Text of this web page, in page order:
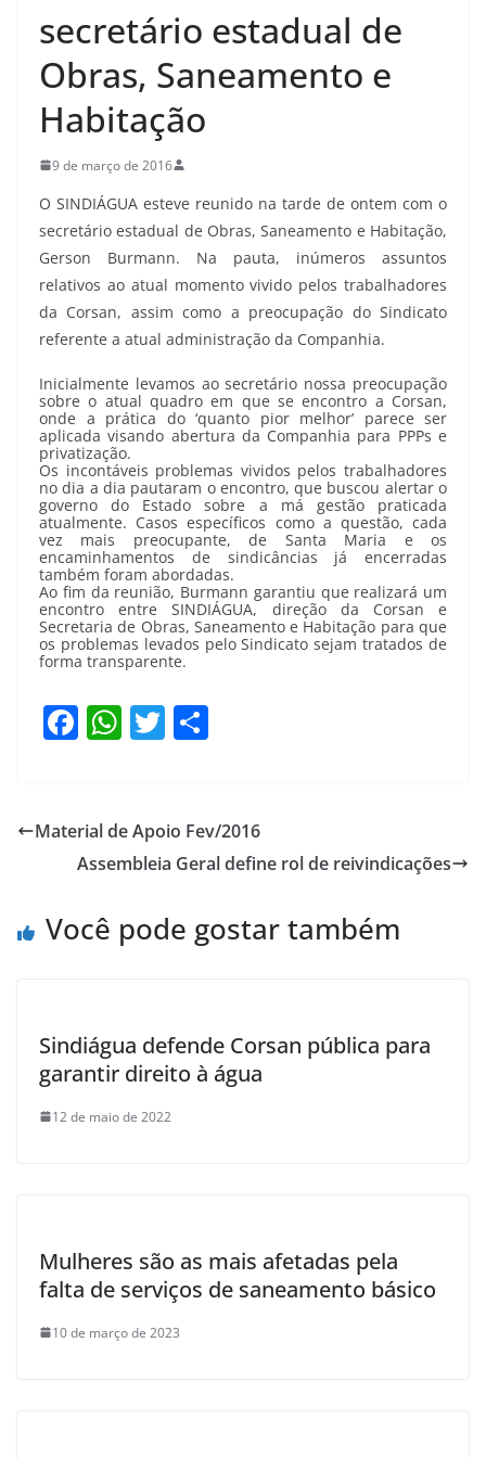
secretário estadual de
Obras, Saneamento e
Habitação
9 de março de 2016
O SINDIÁGUA esteve reunido na tarde de ontem com o
secretário estadual de Obras, Saneamento e Habitação,
Gerson Burmann. Na pauta, inúmeros assuntos
relativos ao atual momento vivido pelos trabalhadores
da Corsan, assim como a preocupação do Sindicato
referente a atual administração da Companhia.
Inicialmente levamos ao secretário nossa preocupação
sobre o atual quadro em que se encontro a Corsan,
onde a prática do ‘quanto pior melhor’ parece ser
aplicada visando abertura da Companhia para PPPs e
privatização.
Os incontáveis problemas vividos pelos trabalhadores
no dia a dia pautaram o encontro, que buscou alertar o
governo do Estado sobre a má gestão praticada
atualmente. Casos específicos como a questão, cada
vez mais preocupante, de Santa Maria e os
encaminhamentos de sindicâncias já encerradas
também foram abordadas.
Ao fim da reunião, Burmann garantiu que realizará um
encontro entre SINDIÁGUA, direção da Corsan e
Secretaria de Obras, Saneamento e Habitação para que
os problemas levados pelo Sindicato sejam tratados de
forma transparente.
F
e
b
o
W
s
A
p
T
er e
Material de Apoio Fev/2016
Assembleia Geral define rol de reivindicações
Você pode gostar também
Sindiágua defende Corsan pública para
garantir direito à água
12 de maio de 2022
Mulheres são as mais afetadas pela
falta de serviços de saneamento básico
10 de março de 2023